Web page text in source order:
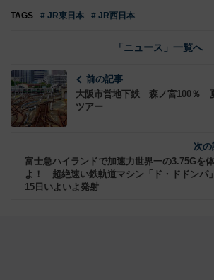
TAGS # JR東日本 # JR西日本
「ニュース」一覧へ
前の記事
大阪市営地下鉄 森ノ宮100％
ツアー
次
富士急ハイランドで加速力世界一の3.75Gを
よ！ 超絶速い鉄軌道マシン「ド・ドドンパ
15日いよいよ発射